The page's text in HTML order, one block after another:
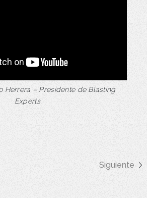
Herrera – Presidente de Blasting
Experts.
Siguiente